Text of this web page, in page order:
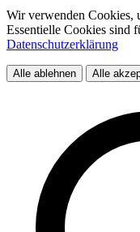
Wir verwenden Cookies,
Essentielle Cookies sind
Datenschutzerklärung
Alle ablehnen Alle